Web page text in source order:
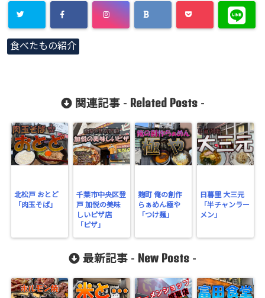
食べたもの紹介
関連記事 - Related Posts-
北松戸 おとど
「肉玉そば」
千葉市中央区登
戸 加悦の美味
しいピザ店
「ピザ」
麹町 俺の創作
らぁめん極や
「つけ麺」
日暮里 大三元
「半チャンラー
メン」
最新記事 - New Posts -